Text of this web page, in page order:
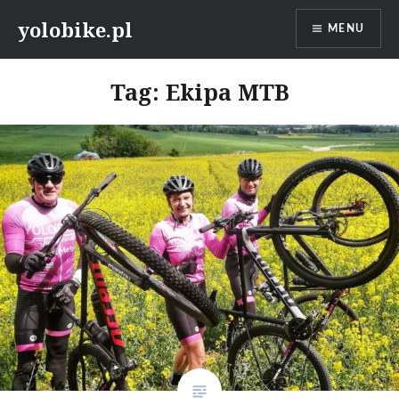
yolobike.pl MENU
Tag: Ekipa MTB